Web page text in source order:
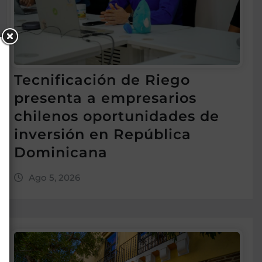
Tecnificación de Riego
presenta a empresarios
chilenos oportunidades de
inversión en República
Dominicana
Ago 5, 2026